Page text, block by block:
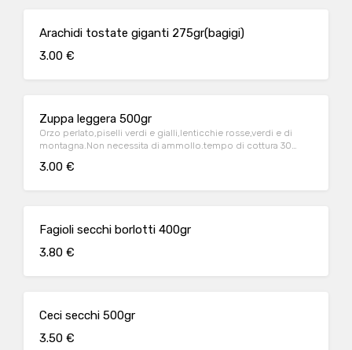
Arachidi tostate giganti 275gr(bagigi)
3.00 €
Zuppa leggera 500gr
Orzo perlato,piselli verdi e gialli,lenticchie rosse,verdi e di
montagna.Non necessita di ammollo.tempo di cottura 30
3.00 €
Fagioli secchi borlotti 400gr
3.80 €
Ceci secchi 500gr
3.50 €